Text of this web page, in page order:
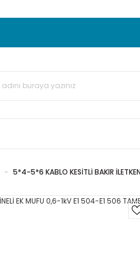
TC Standart Bayonet J Tip
TC
5*4-5*6 KABLO KESİTLİ BAKIR